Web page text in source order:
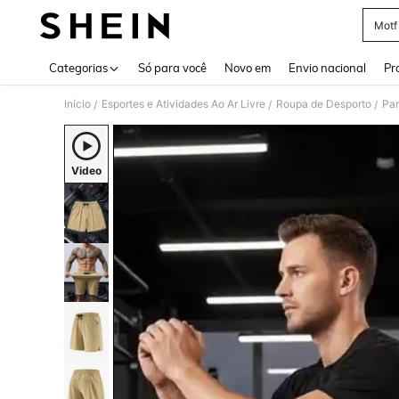
Motf
Categorias Só para você Novo em Envio nacional
Início / Esportes e Atividades Ao Ar Livre / Roupa de Desporto /
Video